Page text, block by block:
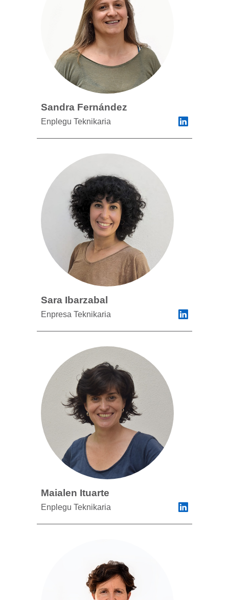
Sandra Fernández
Enplegu Teknikaria
Sara Ibarzabal
Enpresa Teknikaria
Maialen Ituarte
Enplegu Teknikaria